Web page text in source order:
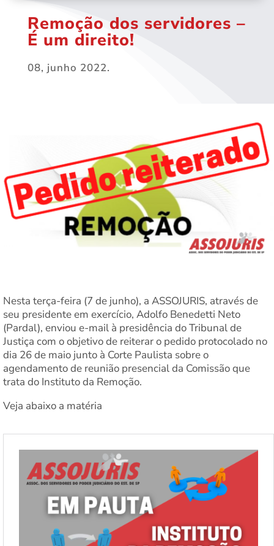
Remoção dos servidores –
É um direito!
08, junho 2022.
Nesta terça-feira (7 de junho), a ASSOJURIS, através de
seu presidente em exercício, Adolfo Benedetti Neto
(Pardal), enviou e-mail à presidência do Tribunal de
Justiça com o objetivo de reiterar o pedido protocolado no
dia 26 de maio junto à Corte Paulista sobre o
agendamento de reunião presencial da Comissão que
trata do Instituto da Remoção.
Veja abaixo a matéria